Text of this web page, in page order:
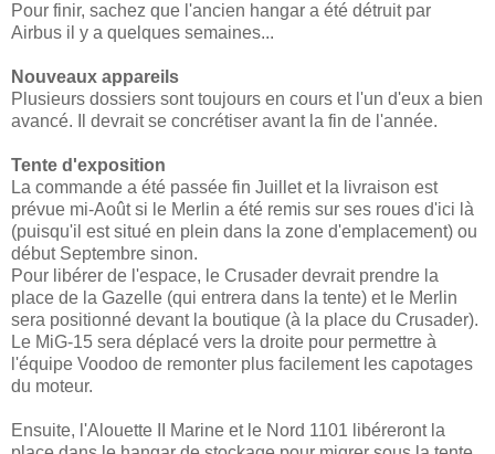
Pour finir, sachez que l'ancien hangar a été détruit par
Airbus il y a quelques semaines...
Nouveaux appareils
Plusieurs dossiers sont toujours en cours et l'un d'eux a bien
avancé. Il devrait se concrétiser avant la fin de l'année.
Tente d'exposition
La commande a été passée fin Juillet et la livraison est
prévue mi-Août si le Merlin a été remis sur ses roues d'ici là
(puisqu'il est situé en plein dans la zone d'emplacement) ou
début Septembre sinon.
Pour libérer de l'espace, le Crusader devrait prendre la
place de la Gazelle (qui entrera dans la tente) et le Merlin
sera positionné devant la boutique (à la place du Crusader).
Le MiG-15 sera déplacé vers la droite pour permettre à
l'équipe Voodoo de remonter plus facilement les capotages
du moteur.
Ensuite, l'Alouette II Marine et le Nord 1101 libéreront la